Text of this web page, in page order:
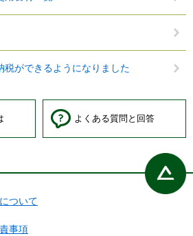
税ができるようになりました
よくある質問と回答
ついて
事項